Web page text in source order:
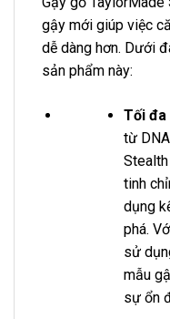
gậy mới giúp việc
dễ dàng hơn. Dưới
sản phẩm này:
Tối đa
từ
tinh
dụng
phá.
sử
mẫu
sự ổn